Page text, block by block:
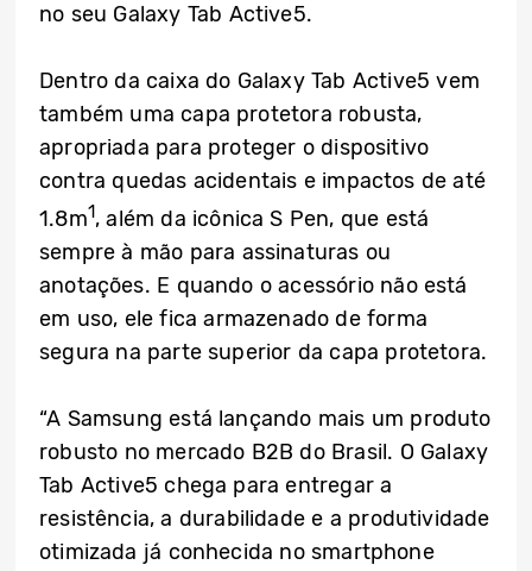
no seu Galaxy Tab Active5.
Dentro da caixa do Galaxy Tab Active5 vem
também uma capa protetora robusta,
apropriada para proteger o dispositivo
contra quedas acidentais e impactos de até
1.8m1, além da icônica S Pen, que está
sempre à mão para assinaturas ou
anotações. E quando o acessório não está
em uso, ele fica armazenado de forma
segura na parte superior da capa protetora.
“A Samsung está lançando mais um produto
robusto no mercado B2B do Brasil. O Galaxy
Tab Active5 chega para entregar a
resistência, a durabilidade e a produtividade
otimizada já conhecida no smartphone